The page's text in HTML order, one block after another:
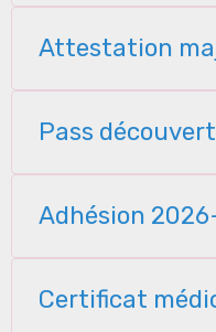
Attestation
Pass
Adhésion
Certificat